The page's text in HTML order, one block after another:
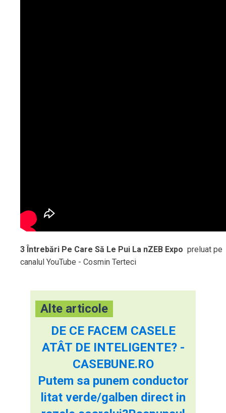
3 Întrebări Pe Care Să Le Pui La nZEB Expo preluat pe
canalul YouTube - Cosmin Terteci
Alte articole
DE CE FACEM CASELE
ATÂT DE INTELIGENTE? -
CASEBUNE.RO
Putem sa punem conductor
litat verde/galben direct in